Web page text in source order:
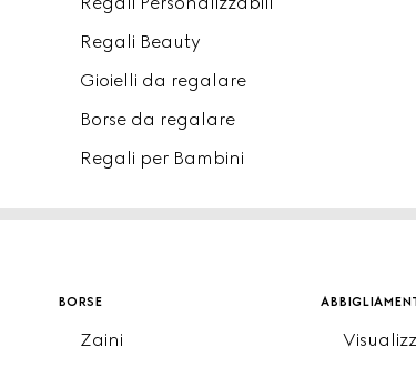
Regali Beauty
Gioielli da regalare
Borse da regalare
Regali per Bambini
borse
Zaini